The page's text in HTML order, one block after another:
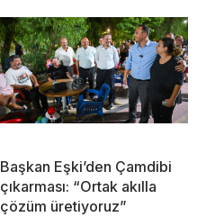
Başkan Eşki’den Çamdibi
çıkarması: “Ortak akılla
çözüm üretiyoruz”